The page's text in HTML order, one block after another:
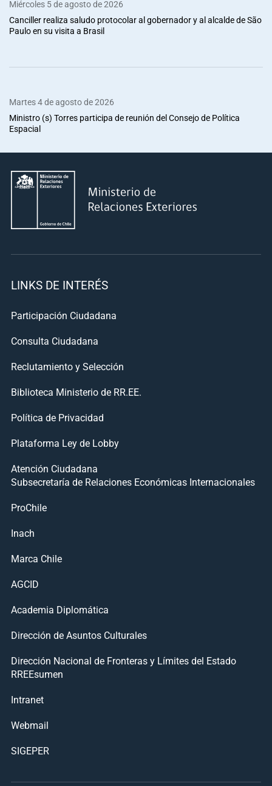
Miércoles 5 de agosto de 2026
Canciller realiza saludo protocolar al gobernador y al alcalde de São
Paulo en su visita a Brasil
Martes 4 de agosto de 2026
Ministro (s) Torres participa de reunión del Consejo de Política
Espacial
LINKS DE INTERÉS
Participación Ciudadana
Consulta Ciudadana
Reclutamiento y Selección
Biblioteca Ministerio de RR.EE.
Política de Privacidad
Plataforma Ley de Lobby
Atención Ciudadana
Subsecretaría de Relaciones Económicas Internacionales
ProChile
Inach
Marca Chile
AGCID
Academia Diplomática
Dirección de Asuntos Culturales
Dirección Nacional de Fronteras y Límites del Estado
RREEsumen
Intranet
Webmail
SIGEPER